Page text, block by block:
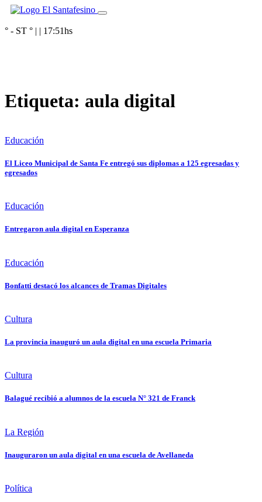
° - ST ° | | 17:51hs
Etiqueta: aula digital
Educación
El Liceo Municipal de Santa Fe entregó sus diplomas a 125 egresadas y
egresados
Educación
Entregaron aula digital en Esperanza
Educación
Bonfatti destacó los alcances de Tramas Digitales
Cultura
La provincia inauguró un aula digital en una escuela Primaria
Cultura
Balagué recibió a alumnos de la escuela N° 321 de Franck
La Región
Inauguraron un aula digital en una escuela de Avellaneda
Política